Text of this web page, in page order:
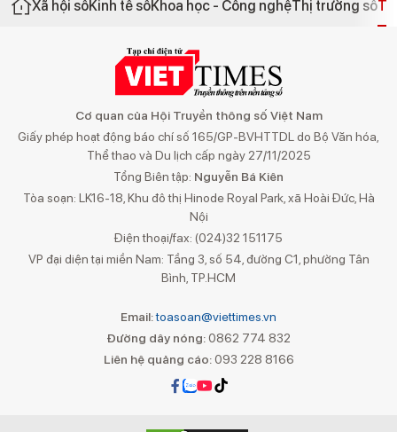
Xã hội sốKinh tế sốKhoa học - Công nghệThị trường số
Cơ quan của Hội Truyền thông số Việt Nam
Giấy phép hoạt động báo chí số 165/GP-BVHTTDL do Bộ Văn hóa,
Thể thao và Du lịch cấp ngày 27/11/2025
Tổng Biên tập: Nguyễn Bá Kiên
Tòa soạn: LK16-18, Khu đô thị Hinode Royal Park, xã Hoài Đức, Hà
Nội
Điện thoại/fax: (024)32 151175
VP đại diện tại miền Nam: Tầng 3, số 54, đường C1, phường Tân
Bình, TP.HCM
Email:toasoan@viettimes.vn
Đường dây nóng: 0862 774 832
Liên hệ quảng cáo:093 228 8166